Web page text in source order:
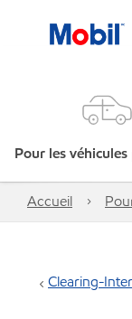
Pour les
Accueil
Clearing-